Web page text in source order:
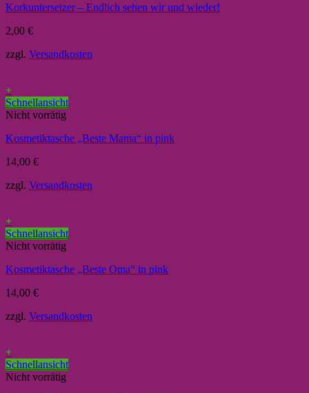
Korkuntersetzer – Endlich sehen wir und wieder!
2,00 €
zzgl. Versandkosten
+
Schnellansicht
Nicht vorrätig
Kosmetiktasche „Beste Mama“ in pink
14,00 €
zzgl. Versandkosten
+
Schnellansicht
Nicht vorrätig
Kosmetiktasche „Beste Oma“ in pink
14,00 €
zzgl. Versandkosten
+
Schnellansicht
Nicht vorrätig